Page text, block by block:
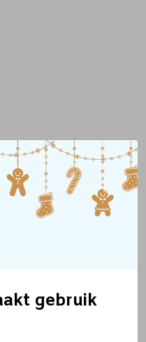
gebruik